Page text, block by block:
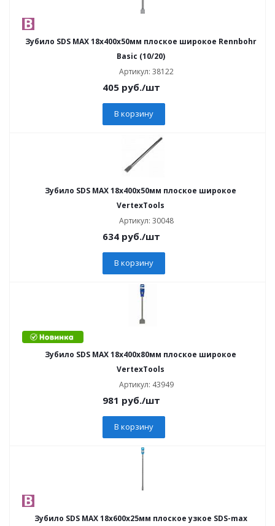
Зубило SDS MAX 18х400х50мм плоское широкое Rennbohr
Basic (10/20)
Артикул: 38122
405 руб./шт
В корзину
Зубило SDS MAX 18х400х50мм плоское широкое
VertexTools
Артикул: 30048
634 руб./шт
В корзину
Зубило SDS MAX 18х400х80мм плоское широкое
VertexTools
Артикул: 43949
981 руб./шт
В корзину
Зубило SDS MAX 18х600х25мм плоское узкое SDS-max